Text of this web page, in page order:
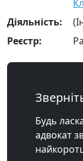
Діяльність:
Реєстр:
Будь
адвокат